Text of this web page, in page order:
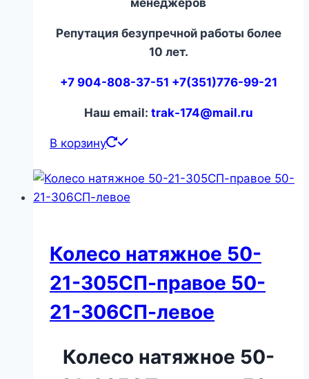
Репутация безупречной работы более
10 лет.
+7 904-808-37-51 +7(351)776-99-21
Наш email: trak-174@mail.ru
В корзину
Колесо натяжное 50-
21-305СП-правое 50-
21-306СП-левое
Колесо натяжное 50-